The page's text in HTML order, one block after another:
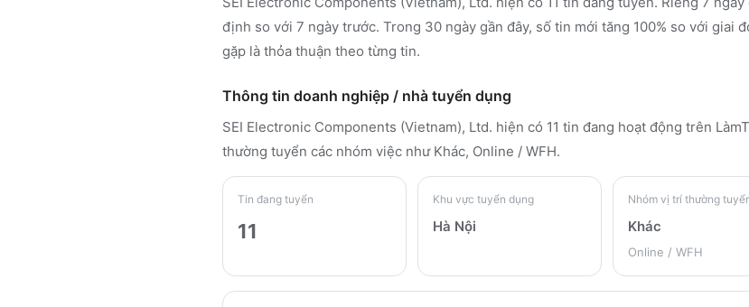
định so với 7 ngày trước. Trong 30 ngày gần đây, số tin mới tăng 100% so với giai
gặp là thỏa thuận theo từng tin.
Thông tin doanh nghiệp / nhà tuyển dụng
SEI Electronic Components (Vietnam), Ltd. hiện có 11 tin đang hoạt động trên
thường tuyển các nhóm việc như Khác, Online / WFH.
Tin đang tuyển
11
Khu vực tuyển dụng
Hà Nội
Nhóm vị trí thường
Khác
Online / WFH